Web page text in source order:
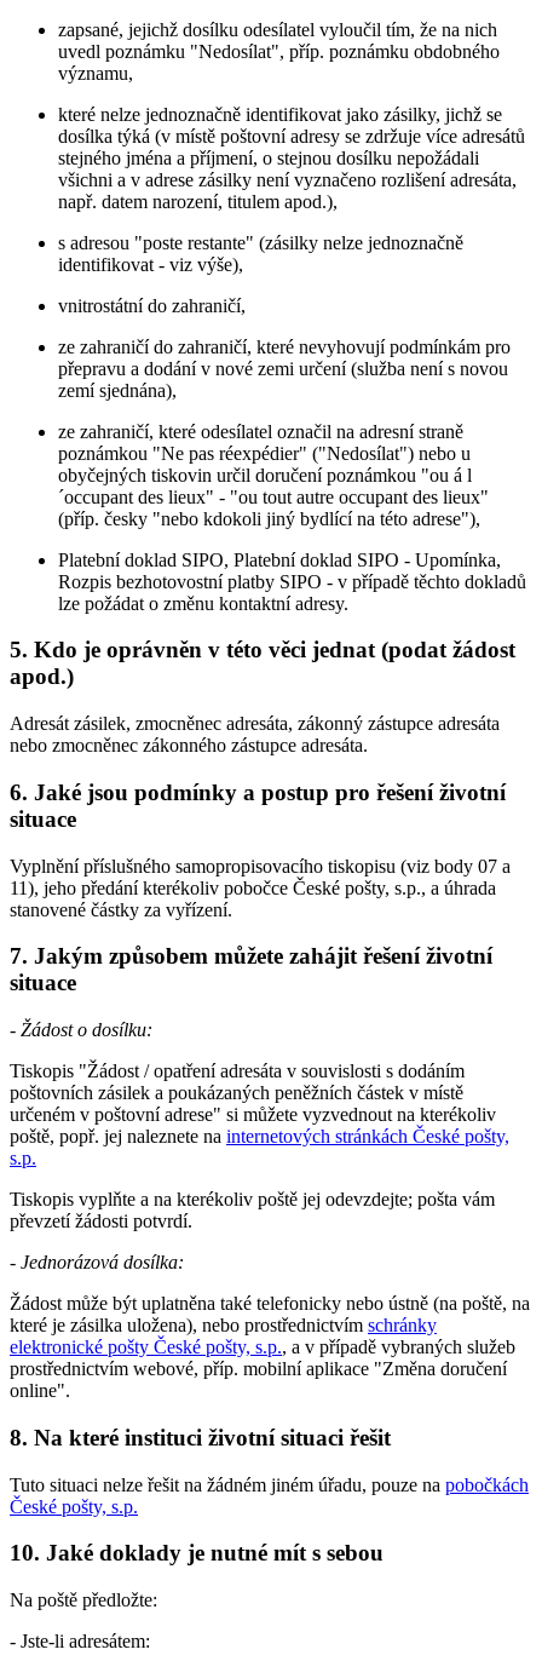
zapsané, jejichž dosílku odesílatel vyloučil tím, že na nich
uvedl poznámku "Nedosílat", příp. poznámku obdobného
významu,
které nelze jednoznačně identifikovat jako zásilky, jichž se
dosílka týká (v místě poštovní adresy se zdržuje více adresátů
stejného jména a příjmení, o stejnou dosílku nepožádali
všichni a v adrese zásilky není vyznačeno rozlišení adresáta,
např. datem narození, titulem apod.),
s adresou "poste restante" (zásilky nelze jednoznačně
identifikovat - viz výše),
vnitrostátní do zahraničí,
ze zahraničí do zahraničí, které nevyhovují podmínkám pro
přepravu a dodání v nové zemi určení (služba není s novou
zemí sjednána),
ze zahraničí, které odesílatel označil na adresní straně
poznámkou "Ne pas réexpédier" ("Nedosílat") nebo u
obyčejných tiskovin určil doručení poznámkou "ou á l
´occupant des lieux" - "ou tout autre occupant des lieux"
(příp. česky "nebo kdokoli jiný bydlící na této adrese"),
Platební doklad SIPO, Platební doklad SIPO - Upomínka,
Rozpis bezhotovostní platby SIPO - v případě těchto dokladů
lze požádat o změnu kontaktní adresy.
5. Kdo je oprávněn v této věci jednat (podat žádost
apod.)
Adresát zásilek, zmocněnec adresáta, zákonný zástupce adresáta
nebo zmocněnec zákonného zástupce adresáta.
6. Jaké jsou podmínky a postup pro řešení životní
situace
Vyplnění příslušného samopropisovacího tiskopisu (viz body 07 a
11), jeho předání kterékoliv pobočce České pošty, s.p., a úhrada
stanovené částky za vyřízení.
7. Jakým způsobem můžete zahájit řešení životní
situace
- Žádost o dosílku:
Tiskopis "Žádost / opatření adresáta v souvislosti s dodáním
poštovních zásilek a poukázaných peněžních částek v místě
určeném v poštovní adrese" si můžete vyzvednout na kterékoliv
poště, popř. jej naleznete na internetových stránkách České pošty,
s.p.
Tiskopis vyplňte a na kterékoliv poště jej odevzdejte; pošta vám
převzetí žádosti potvrdí.
- Jednorázová dosílka:
Žádost může být uplatněna také telefonicky nebo ústně (na poště, na
které je zásilka uložena), nebo prostřednictvím schránky
elektronické pošty České pošty, s.p., a v případě vybraných služeb
prostřednictvím webové, příp. mobilní aplikace "Změna doručení
online".
8. Na které instituci životní situaci řešit
Tuto situaci nelze řešit na žádném jiném úřadu, pouze na pobočkách
České pošty, s.p.
10. Jaké doklady je nutné mít s sebou
Na poště předložte:
- Jste-li adresátem: